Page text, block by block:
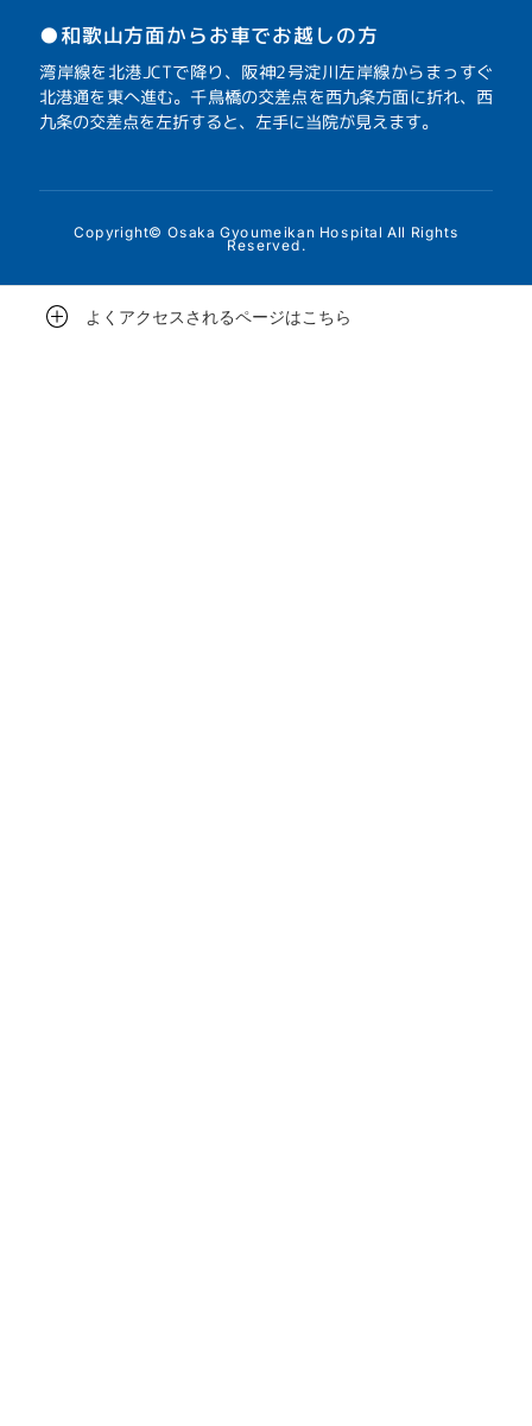
●和歌山方面からお車でお越しの方
湾岸線を北港JCTで降り、阪神2号淀川左岸線からまっすぐ
北港通を東へ進む。千鳥橋の交差点を西九条方面に折れ、西
九条の交差点を左折すると、左手に当院が見えます。
Copyright© Osaka Gyoumeikan Hospital All Rights
Reserved.
よくアクセスされるページはこちら